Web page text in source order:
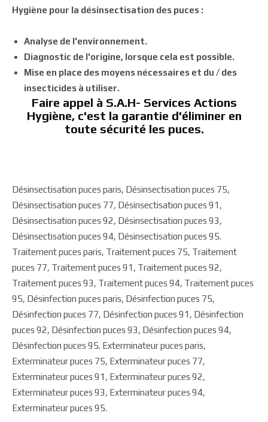
Hygiène pour la désinsectisation des puces :
Analyse de l'environnement.
Diagnostic de l'origine, lorsque cela est possible.
Mise en place des moyens nécessaires et du / des
insecticides à utiliser.
Faire appel à S.A.H- Services Actions
Hygiène, c'est la garantie d'éliminer en
toute sécurité les puces.
Désinsectisation puces paris, Désinsectisation puces 75,
Désinsectisation puces 77, Désinsectisation puces 91,
Désinsectisation puces 92, Désinsectisation puces 93,
Désinsectisation puces 94, Désinsectisation puces 95.
Traitement puces paris, Traitement puces 75, Traitement
puces 77, Traitement puces 91, Traitement puces 92,
Traitement puces 93, Traitement puces 94, Traitement puces
95, Désinfection puces paris, Désinfection puces 75,
Désinfection puces 77, Désinfection puces 91, Désinfection
puces 92, Désinfection puces 93, Désinfection puces 94,
Désinfection puces 95. Exterminateur puces paris,
Exterminateur puces 75, Exterminateur puces 77,
Exterminateur puces 91, Exterminateur puces 92,
Exterminateur puces 93, Exterminateur puces 94,
Exterminateur puces 95.